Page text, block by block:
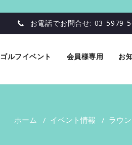
お電話でお問合せ: 03-5979-
ゴルフイベント 会員様専用 お
ホーム / イベント情報 / ラウ